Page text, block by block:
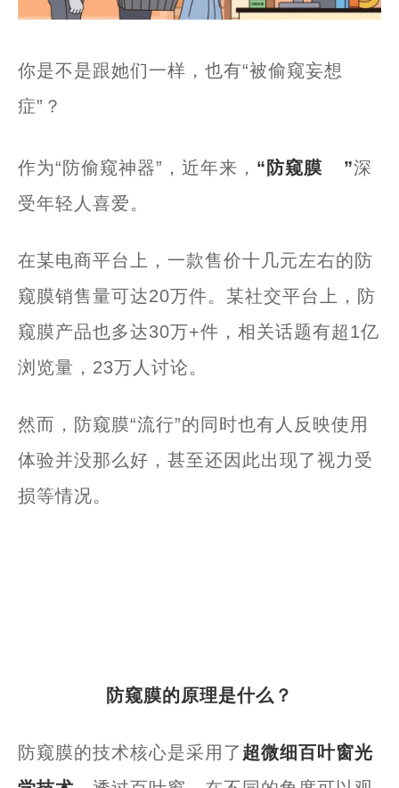
你是不是跟她们一样，也有“被偷窥妄想
症”？
作为“防偷窥神器”，近年来， “ 防窥膜 ”深
受年轻人喜爱。
在某电商平台上，一款售价十几元左右的防
窥膜销售量可达20万件。某社交平台上，防
窥膜产品也多达30万+件，相关话题有超1亿
浏览量，23万人讨论。
然而，防窥膜“流行”的同时也有人反映使用
体验并没那么好，甚至还因此出现了视力受
损等情况。
防窥膜的原理是什么？
防窥膜的技术核心是采用了 超微细百叶窗光